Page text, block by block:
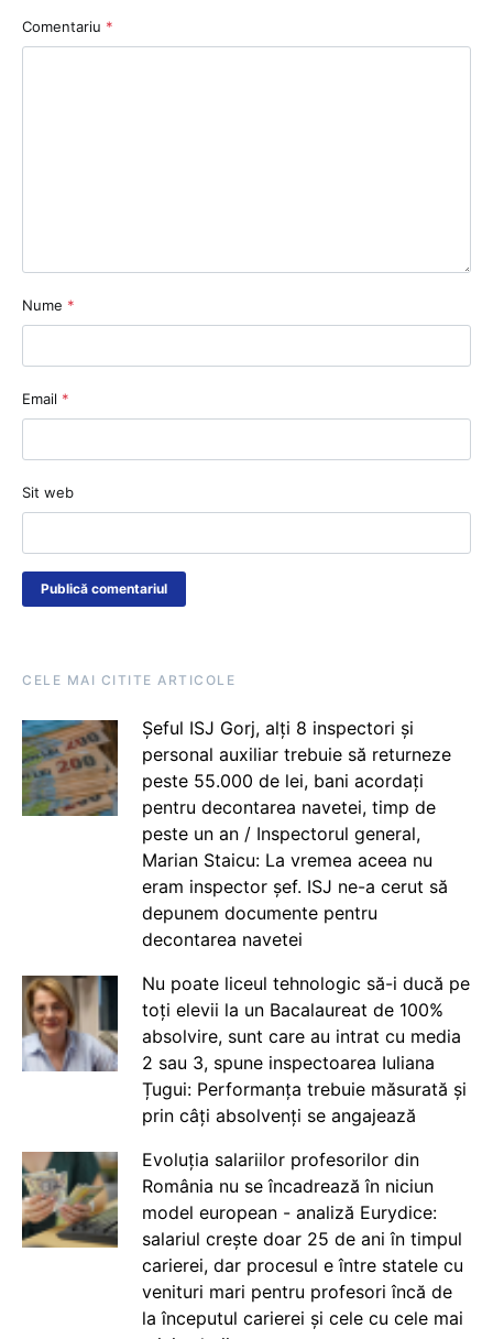
Comentariu *
Nume *
Email *
Sit web
CELE MAI CITITE ARTICOLE
Șeful ISJ Gorj, alți 8 inspectori și
personal auxiliar trebuie să returneze
peste 55.000 de lei, bani acordați
pentru decontarea navetei, timp de
peste un an / Inspectorul general,
Marian Staicu: La vremea aceea nu
eram inspector șef. ISJ ne-a cerut să
depunem documente pentru
decontarea navetei
Nu poate liceul tehnologic să-i ducă pe
toți elevii la un Bacalaureat de 100%
absolvire, sunt care au intrat cu media
2 sau 3, spune inspectoarea Iuliana
Țugui: Performanța trebuie măsurată și
prin câți absolvenți se angajează
Evoluția salariilor profesorilor din
România nu se încadrează în niciun
model european - analiză Eurydice:
salariul crește doar 25 de ani în timpul
carierei, dar procesul e între statele cu
venituri mari pentru profesori încă de
la începutul carierei și cele cu cele mai